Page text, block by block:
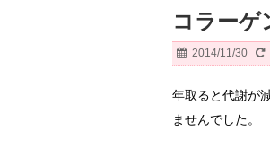
コラー
2014/11/30
年取ると代謝が
ませんでした。